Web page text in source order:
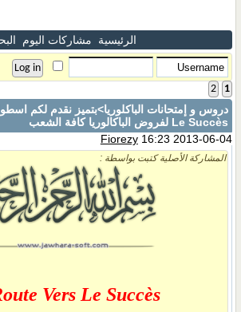
الرئيسية مشاركات اليوم
1
2
دروس و إمتحانات الباكلوريا
Le Succès لفروض الباكالوريا كافة الشعب
Fiorezy16:23 2013-06-04
المشاركة الأصلية كتبت بواسطة :
Vers Le Succès